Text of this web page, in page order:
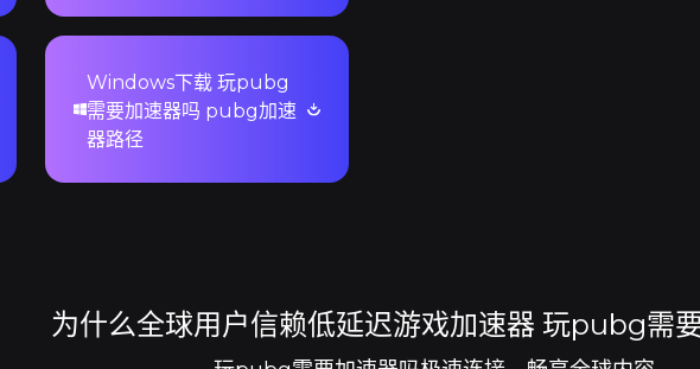
Windows下载 玩pubg
需要加速器吗 pubg加速
器路径
为什么全球用户信赖低延迟游戏加速器 玩pubg需